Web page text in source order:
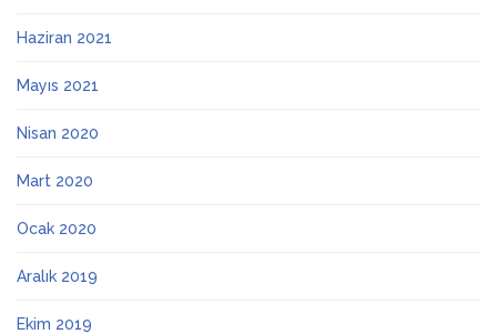
Haziran 2021
Mayıs 2021
Nisan 2020
Mart 2020
Ocak 2020
Aralık 2019
Ekim 2019